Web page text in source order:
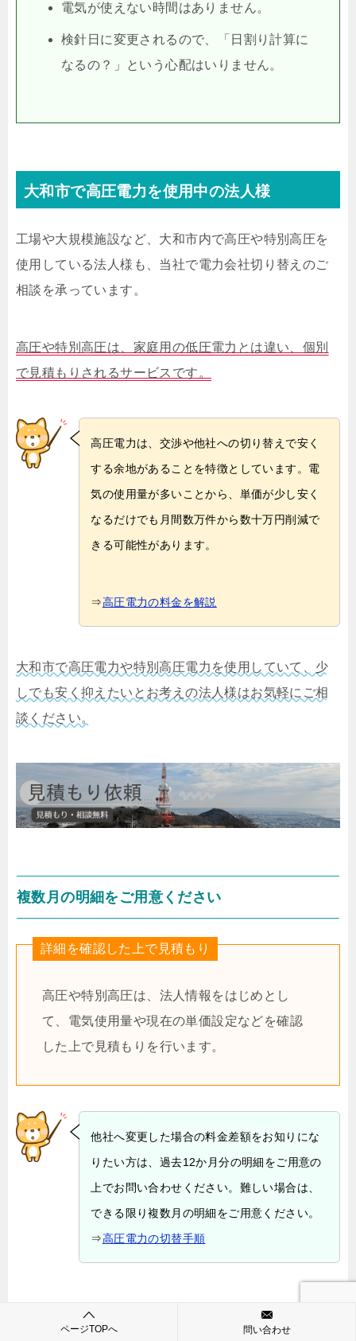
電気が使えない時間はありません。
検針日に変更されるので、「日割り計算に
なるの？」という心配はいりません。
大和市で高圧電力を使用中の法人様
工場や大規模施設など、大和市内で高圧や特別高圧を
使用している法人様も、当社で電力会社切り替えのご
相談を承っています。
高圧や特別高圧は、家庭用の低圧電力とは違い、個別
で見積もりされるサービスです。
高圧電力は、交渉や他社への切り替えで安く
する余地があることを特徴としています。電
気の使用量が多いことから、単価が少し安く
なるだけでも月間数万件から数十万円削減で
きる可能性があります。
⇒高圧電力の料金を解説
大和市で高圧電力や特別高圧電力を使用していて、少
しでも安く抑えたいとお考えの法人様はお気軽にご相
談ください。
複数月の明細をご用意ください
詳細を確認した上で見積もり
高圧や特別高圧は、法人情報をはじめとし
て、電気使用量や現在の単価設定などを確認
した上で見積もりを行います。
他社へ変更した場合の料金差額をお知りにな
りたい方は、過去12か月分の明細をご用意の
上でお問い合わせください。難しい場合は、
できる限り複数月の明細をご用意ください。
⇒高圧電力の切替手順
最終保障供給契約中の法人様
ページTOPへ 問い合わせ